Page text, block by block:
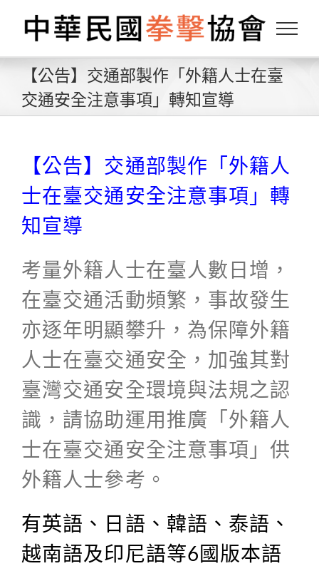
content
【公告】交通部製作「外籍人士在臺
交通安全注意事項」轉知宣導
【公告】交通部製作「外籍人
士在臺交通安全注意事項」轉
知宣導
考量外籍人士在臺人數日增，
在臺交通活動頻繁，事故發生
亦逐年明顯攀升，為保障外籍
人士在臺交通安全，加強其對
臺灣交通安全環境與法規之認
識，請協助運用推廣「外籍人
士在臺交通安全注意事項」供
外籍人士參考。
有英語、日語、韓語、泰語、
越南語及印尼語等6國版本語